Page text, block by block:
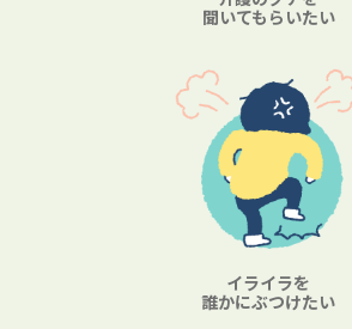
聞いてもらいたい
イライラを
誰かにぶつけたい